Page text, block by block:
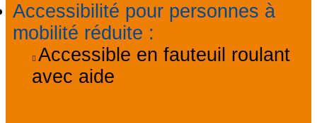
Accessibilité pour personnes à
mobilité réduite :
Accessible en fauteuil roulant
avec aide